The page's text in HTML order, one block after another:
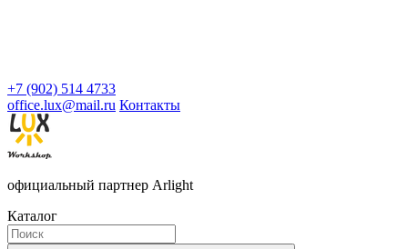
+7 (902) 514 4733
office.lux@mail.ru Контакты
официальный партнер Arlight
Каталог